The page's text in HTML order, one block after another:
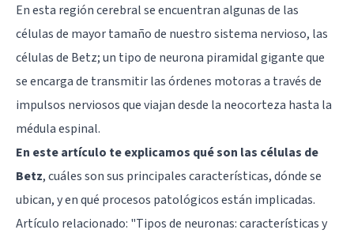
En esta región cerebral se encuentran algunas de las
células de mayor tamaño de nuestro sistema nervioso, las
células de Betz; un tipo de neurona piramidal gigante que
se encarga de transmitir las órdenes motoras a través de
impulsos nerviosos que viajan desde la neocorteza hasta la
médula espinal.
En este artículo te explicamos qué son las células de
Betz, cuáles son sus principales características, dónde se
ubican, y en qué procesos patológicos están implicadas.
Artículo relacionado: "Tipos de neuronas: características y